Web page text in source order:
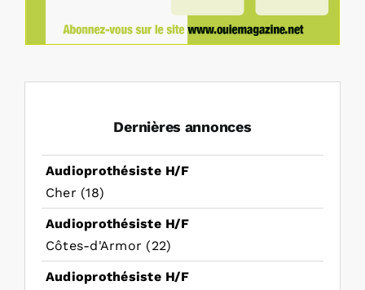
Dernières annonces
Audioprothésiste H/F
Cher (18)
Audioprothésiste H/F
Côtes-d'Armor (22)
Audioprothésiste H/F